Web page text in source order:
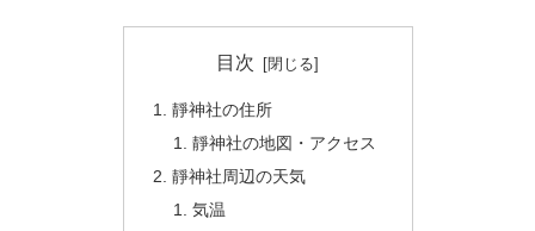
目次
靜神社の住所
靜神社の地図・アクセス
靜神社周辺の天気
気温